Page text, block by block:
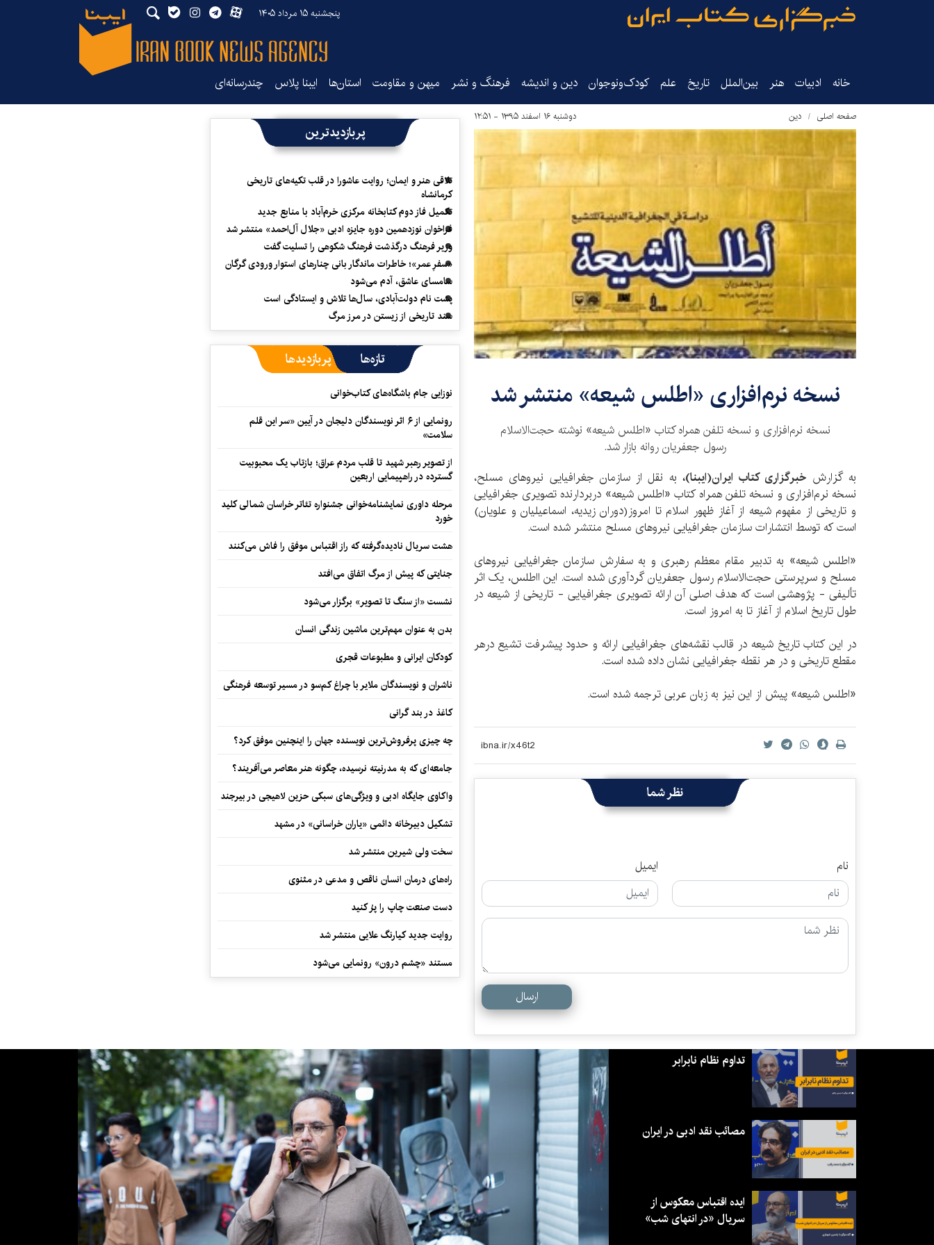
پنجشنبه ۱۵ مرداد ۱۴۰۵
خانه ادبیات هنر بین‌الملل تاریخ‌ علم کودک‌ونوجوان دین و اندیشه فرهنگ و نشر میهن و مقاومت استان‌ها ایبنا پلاس چندرسانه‌ای
صفحه اصلی دین‌ دوشنبه ۱۶ اسفند ۱۳۹۵ - ۱۲:۵۱
نسخه نرم‌افزاری «اطلس شیعه» منتشر شد
نسخه نرم‌افزاری و نسخه تلفن همراه کتاب «اطلس شیعه» نوشته حجت‌الاسلام
رسول جعفریان روانه بازار شد.
به گزارش خبرگزاری کتاب ایران(ایبنا)، به نقل از سازمان جغرافیایی نیروهای مسلح،
نسخه نرم‌افزاری و نسخه تلفن همراه کتاب «اطلس شیعه» دربردارنده تصویری جغرافیایی
و تاریخی از مفهوم شیعه از آغاز ظهور اسلام تا امروز(دوران زیدیه، اسماعیلیان و علویان)
است که توسط انتشارات سازمان جغرافیایی نیروهای مسلح منتشر شده است.
«اطلس شیعه» به تدبیر مقام معظم رهبری و به سفارش سازمان جغرافیایی نیروهای
مسلح و سرپرستی حجت‌الاسلام رسول جعفریان گردآوری شده است. این ااطلس، یک اثر
تألیفی - پژوهشی است که هدف اصلی آن ارائه تصویری جغرافیایی - تاریخی از شیعه در
طول تاریخ اسلام از آغاز تا به امروز است.
در این کتاب تاریخ شیعه در قالب نقشه‌های جغرافیایی ارائه و حدود پیشرفت تشیع درهر
مقطع تاریخی و در هر نقطه جغرافیایی نشان داده شده است.
«اطلس شیعه» پیش از این نیز به زبان عربی ترجمه شده است.
نظر شما
نام ایمیل
ارسال
پربازدیدترین
تلاقی هنر و ایمان؛ روایت عاشورا در قلب تکیه‌های تاریخی
کرمانشاه
تکمیل فاز دوم کتابخانه مرکزی خرم‌آباد با منابع جدید
فراخوان نوزدهمین دوره جایزه ادبی «جلال آل‌احمد» منتشر شد
وزیر فرهنگ درگذشت فرهنگ شکوهی را تسلیت گفت
«سفرِ عمر»؛ خاطرات ماندگار بانی چنارهای استوار ورودی گرگان
سامسای عاشق، آدم می‌شود
پشت نام دولت‌آبادی، سال‌ها تلاش و ایستادگی است
سند تاریخی از زیستن در مرز مرگ
تازه‌ها پربازدیدها
نوزایی جام باشگاه‌های کتاب‌خوانی
رونمایی از ۶ اثر نویسندگان دلیجان در آیین «سر این قلم
سلامت»
از تصویر رهبر شهید تا قلب مردم عراق؛ بازتاب یک محبوبیت
گسترده در راهپیمایی اربعین
مرحله داوری نمایشنامه‌خوانی جشنواره تئاتر خراسان شمالی کلید
خورد
هشت سریال نادیده‌گرفته که راز اقتباس موفق را فاش می‌کنند
جنایتی که پیش از مرگ اتفاق می‌افتد
نشست «از سنگ تا تصویر» برگزار می‌شود
بدن به عنوان مهم‌ترین ماشین زندگی انسان
کودکان ایرانی و مطبوعات قجری
ناشران و نویسندگان ملایر با چراغ کم‌سو در مسیر توسعه فرهنگی
کاغذ در بند گرانی
چه چیزی پرفروش‌ترین نویسنده جهان را اینچنین موفق کرد؟
جامعه‌ای که به مدرنیته نرسیده، چگونه هنر معاصر می‌آفریند؟
واکاوی جایگاه ادبی و ویژگی‌های سبکی حزین لاهیجی در بیرجند
تشکیل دبیرخانه دائمی «یاران خراسانی» در مشهد
سخت ولی شیرین منتشر شد
راه‌های درمان انسان ناقص و مدعی در مثنوی
دست صنعت چاپ را پرُ کنید
روایت جدید کیارنگ علایی منتشر شد
مستند «چشم درون» رونمایی می‌شود
تداوم نظام نابرابر
مصائب نقد ادبی در ایران
ایده اقتباس معکوس از
سریال «در انتهای شب»